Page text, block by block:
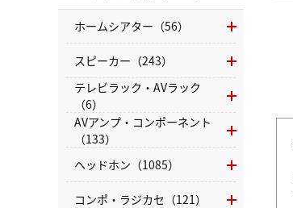
ホームシアター（56）
スピーカー（243）
テレビラック・AVラック
（6）
AVアンプ・コンポーネント
（133）
ヘッドホン（1085）
コンポ・ラジカセ（121）